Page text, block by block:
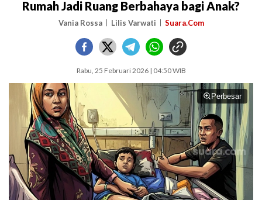
Rumah Jadi Ruang Berbahaya bagi Anak?
Vania Rossa Lilis Varwati Suara.Com
Rabu, 25 Februari 2026 | 04:50 WIB
Perbesar